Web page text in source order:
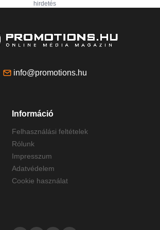
hirdetés
info@promotions.hu
Információ
Felhasználási feltételek
Rólunk
Impresszum
Adatvédelem
Cookie használat